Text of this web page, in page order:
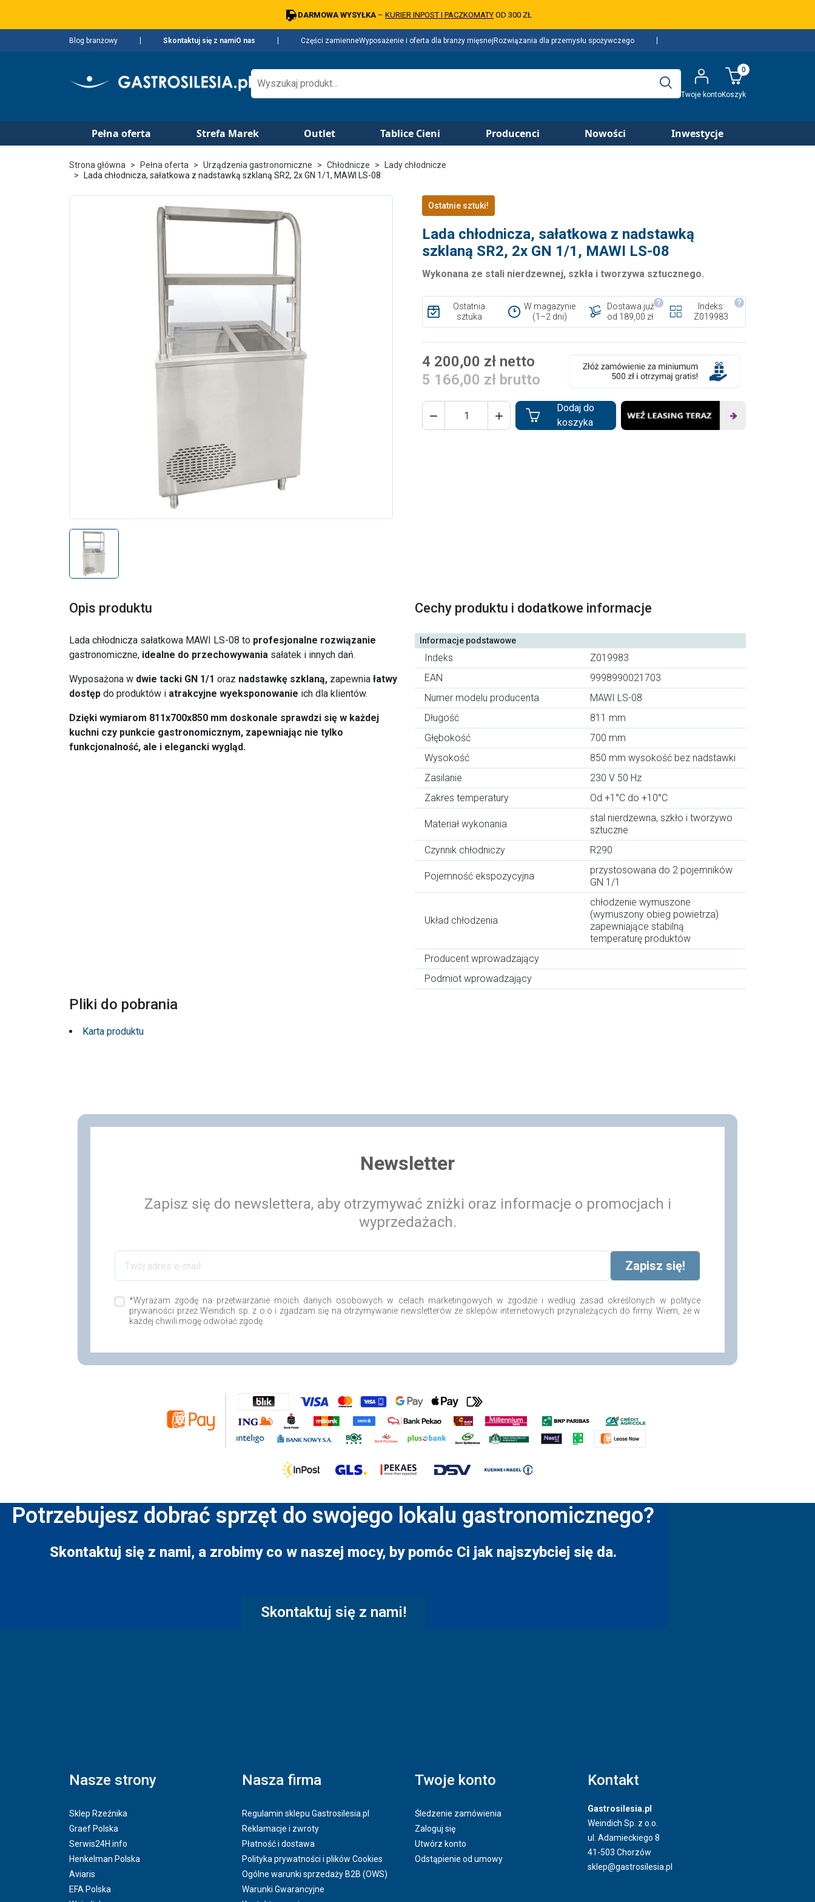
DARMOWA WYSYŁKA – KURIER INPOST I PACZKOMATY OD 300 ZŁ
Blog branżowy Skontaktuj się z namiO nas Części zamienneWyposażenie i oferta dla branży mięsnejRozwiązania dla przemysłu spożywczego
Twoje kontoKoszyk
0
Pełna oferta Strefa Marek Outlet Tablice Cieni Producenci Nowości Inwestycje
Strona główna Pełna oferta Urządzenia gastronomiczne Chłodnicze
Lady chłodnicze
Lada chłodnicza, sałatkowa z nadstawką szklaną SR2, 2x GN 1/1, MAWI LS-08
Ostatnie sztuki!
Lada chłodnicza, sałatkowa z nadstawką
szklaną SR2, 2x GN 1/1, MAWI LS-08
Wykonana ze stali nierdzewnej, szkła i tworzywa sztucznego.
Ostatnia
sztuka
W magazynie
(1–2 dni)
Dostawa już
od 189,00 zł
Indeks:
Z019983
4 200,00 zł netto
5 166,00 zł brutto
 
Dodaj do
koszyka
Opis produktu
Lada chłodnicza sałatkowa MAWI LS-08 to profesjonalne rozwiązanie
gastronomiczne, idealne do przechowywania sałatek i innych dań.
Wyposażona w dwie tacki GN 1/1 oraz nadstawkę szklaną, zapewnia łatwy
dostęp do produktów i atrakcyjne wyeksponowanie ich dla klientów.
Dzięki wymiarom 811x700x850 mm doskonale sprawdzi się w każdej
kuchni czy punkcie gastronomicznym, zapewniając nie tylko
funkcjonalność, ale i elegancki wygląd.
Cechy produktu i dodatkowe informacje
Informacje podstawowe
Indeks
Z019983
EAN
9998990021703
Numer modelu producenta
MAWI LS-08
Długość
811 mm
Głębokość
700 mm
Wysokość
850 mm wysokość bez nadstawki
Zasilanie
230 V 50 Hz
Zakres temperatury
Od +1°C do +10°C
Materiał wykonania
stal nierdzewna, szkło i tworzywo
sztuczne
Czynnik chłodniczy
R290
Pojemność ekspozycyjna
przystosowana do 2 pojemników
GN 1/1
Układ chłodzenia
chłodzenie wymuszone
(wymuszony obieg powietrza)
zapewniające stabilną
temperaturę produktów
Producent wprowadzający
Podmiot wprowadzający
Pliki do pobrania
Karta produktu
Newsletter
Zapisz się do newslettera, aby otrzymywać zniżki oraz informacje o promocjach i
wyprzedażach.
*Wyrażam zgodę na przetwarzanie moich danych osobowych w celach marketingowych w zgodzie i według zasad określonych w polityce
prywaności przez Weindich sp. z o.o i zgadzam się na otrzymywanie newsletterów ze sklepów internetowych przynależących do firmy. Wiem, że w
każdej chwili mogę odwołać zgodę.
Potrzebujesz dobrać sprzęt do swojego lokalu gastronomicznego?
Skontaktuj się z nami, a zrobimy co w naszej mocy, by pomóc Ci jak najszybciej się da.
Skontaktuj się z nami!
Nasze strony
Sklep Rzeźnika
Graef Polska
Serwis24H.info
Henkelman Polska
Aviaris
EFA Polska
Nasza firma
Regulamin sklepu Gastrosilesia.pl
Reklamacje i zwroty
Płatność i dostawa
Polityka prywatności i plików Cookies
Ogólne warunki sprzedaży B2B (OWS)
Warunki Gwarancyjne
Twoje konto
Śledzenie zamówienia
Zaloguj się
Utwórz konto
Odstąpienie od umowy
Kontakt
Gastrosilesia.pl
Weindich Sp. z o.o.
ul. Adamieckiego 8
41-503 Chorzów
sklep@gastrosilesia.pl